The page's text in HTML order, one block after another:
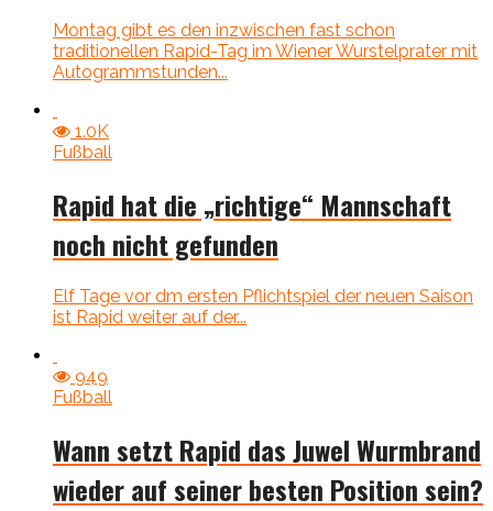
Montag gibt es den inzwischen fast schon
traditionellen Rapid-Tag im Wiener Wurstelprater mit
Autogrammstunden...
1.0K
Fußball
Rapid hat die „richtige“ Mannschaft
noch nicht gefunden
Elf Tage vor dm ersten Pflichtspiel der neuen Saison
ist Rapid weiter auf der...
949
Fußball
Wann setzt Rapid das Juwel Wurmbrand
wieder auf seiner besten Position sein?